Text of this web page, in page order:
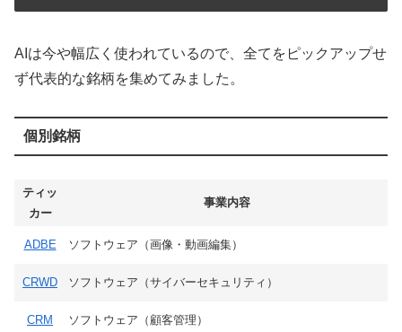
AIは今や幅広く使われているので、全てをピックアップせ
ず代表的な銘柄を集めてみました。
個別銘柄
ティッ
カー
事業内容
ADBE ソフトウェア（画像・動画編集）
CRWD ソフトウェア（サイバーセキュリティ）
CRM ソフトウェア（顧客管理）